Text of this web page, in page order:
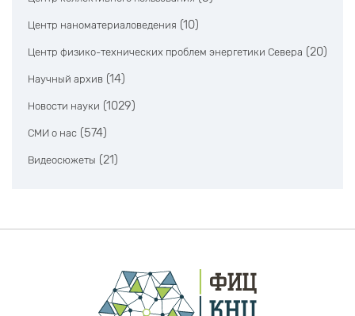
Центр наноматериаловедения (10)
Центр физико-технических проблем энергетики Севера (20)
Научный архив (14)
Новости науки (1029)
СМИ о нас (574)
Видеосюжеты (21)